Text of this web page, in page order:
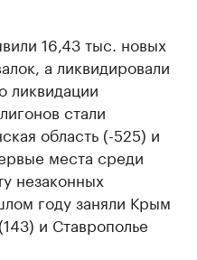
16,43 тыс. новых
а ликвидировали
ликвидации
стали
область (-525) и
места среди
незаконных
году заняли Крым
и Ставрополье